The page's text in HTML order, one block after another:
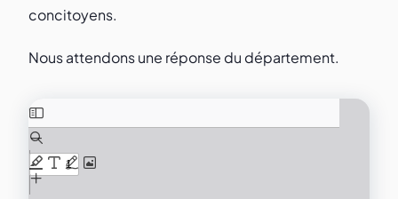
concitoyens.
Nous attendons une réponse du département.